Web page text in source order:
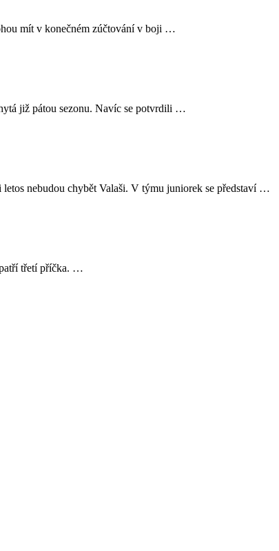
mít v konečném zúčtování v boji …
již pátou sezonu. Navíc se potvrdili …
nebudou chybět Valaši. V týmu juniorek se představí …
třetí příčka. …